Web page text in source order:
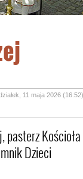
11 maja 2026 (16:52)
pasterz Kościoła
Dzieci